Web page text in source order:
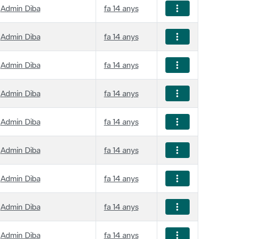
Admin Diba fa 14 anys
Admin Diba fa 14 anys
Admin Diba fa 14 anys
Admin Diba fa 14 anys
Admin Diba fa 14 anys
Admin Diba fa 14 anys
Admin Diba fa 14 anys
Admin Diba fa 14 anys
Admin Diba fa 14 anys